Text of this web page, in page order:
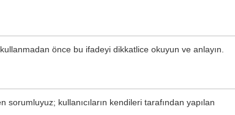
önce bu ifadeyi dikkatlice okuyun ve anlayın.
kullanıcıların kendileri tarafından yapılan